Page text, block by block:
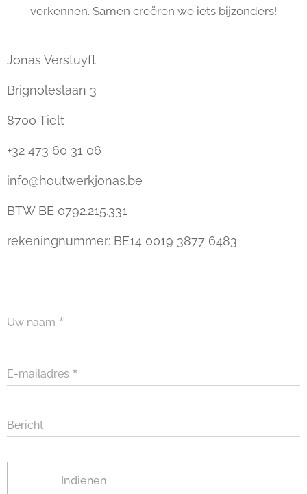
verkennen. Samen creëren we iets bijzonders!
Jonas Verstuyft
Brignoleslaan 3
8700 Tielt
+32 473 60 31 06
info@houtwerkjonas.be
BTW BE 0792.215.331
rekeningnummer: BE14 0019 3877 6483
Uw naam
E-mailadres
Bericht
Indienen